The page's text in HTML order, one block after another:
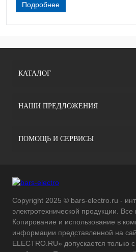
Подробнее
КАТАЛОГ
НАШИ ПРЕДЛОЖЕНИЯ
ПОМОЩЬ И СЕРВИСЫ
Copyright 2025 © bars-electro.ru -
электротехнической продукции.
Копирование и использование в
информации представленной на
ELECTRO.RU» допускается только